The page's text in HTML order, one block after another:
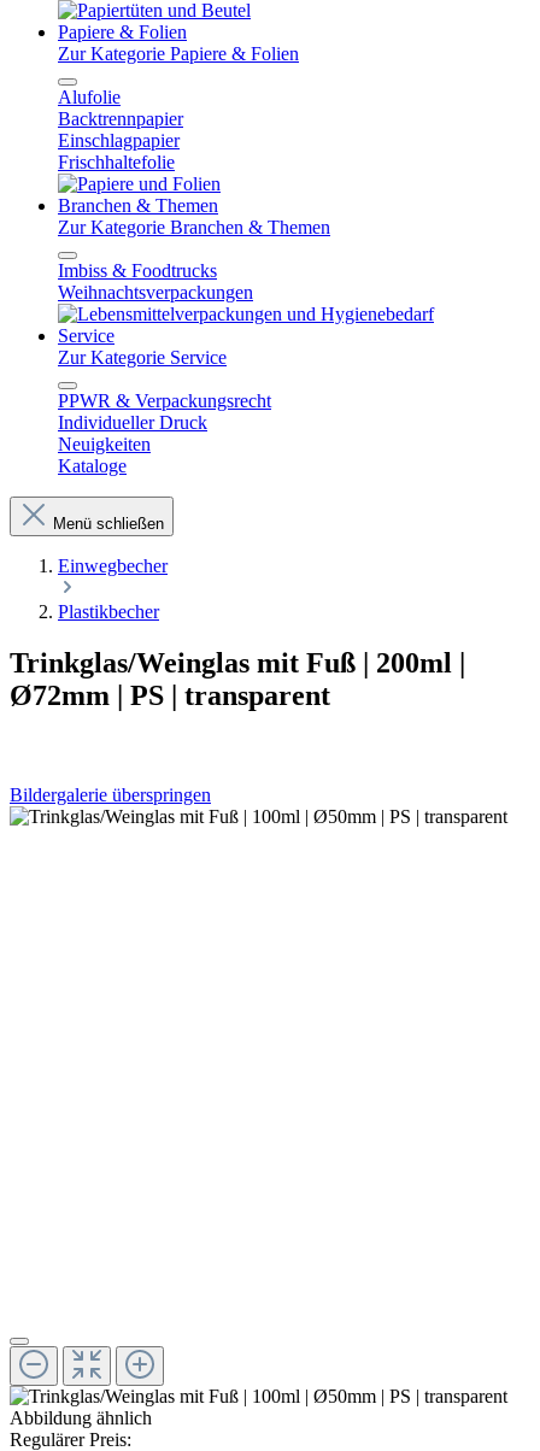
Papiere & Folien
Zur Kategorie Papiere & Folien
Alufolie
Backtrennpapier
Einschlagpapier
Frischhaltefolie
Branchen & Themen
Zur Kategorie Branchen & Themen
Imbiss & Foodtrucks
Weihnachtsverpackungen
Service
Zur Kategorie Service
PPWR & Verpackungsrecht
Individueller Druck
Neuigkeiten
Kataloge
Menü schließen
Einwegbecher
Plastikbecher
Trinkglas/Weinglas mit Fuß | 200ml |
Ø72mm | PS | transparent
Bildergalerie überspringen
Abbildung ähnlich
Regulärer Preis: